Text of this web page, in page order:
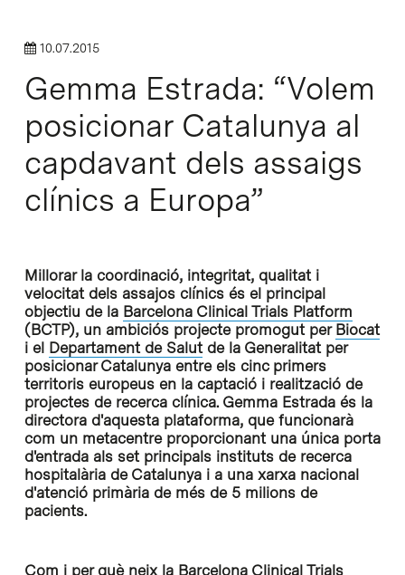
10.07.2015
Gemma Estrada: “Volem
posicionar Catalunya al
capdavant dels assaigs
clínics a Europa”
Millorar la coordinació, integritat, qualitat i
velocitat dels assajos clínics és el principal
objectiu de la Barcelona Clinical Trials Platform
(BCTP), un ambiciós projecte promogut per Biocat
i el Departament de Salutde la Generalitat per
posicionar Catalunya entre els cinc primers
territoris europeus en la captació i realització de
projectes de recerca clínica. Gemma Estrada és la
directora d'aquesta plataforma, que funcionarà
com un metacentre proporcionant una única porta
d'entrada als set principals instituts de recerca
hospitalària de Catalunya i a una xarxa nacional
d'atenció primària de més de 5 milions de
pacients.
Com i per què neix la Barcelona Clinical Trials